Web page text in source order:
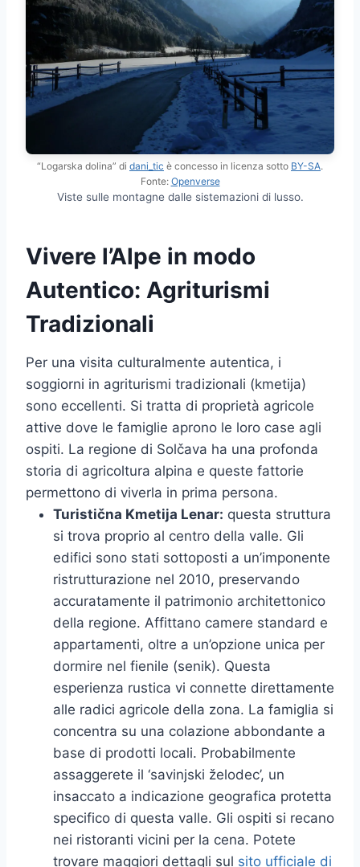
“Logarska dolina” di dani_tic è concesso in licenza sotto BY-SA.
Fonte: Openverse
Viste sulle montagne dalle sistemazioni di lusso.
Vivere l’Alpe in modo
Autentico: Agriturismi
Tradizionali
Per una visita culturalmente autentica, i
soggiorni in agriturismi tradizionali (kmetija)
sono eccellenti. Si tratta di proprietà agricole
attive dove le famiglie aprono le loro case agli
ospiti. La regione di Solčava ha una profonda
storia di agricoltura alpina e queste fattorie
permettono di viverla in prima persona.
Turistična Kmetija Lenar: questa struttura
si trova proprio al centro della valle. Gli
edifici sono stati sottoposti a un’imponente
ristrutturazione nel 2010, preservando
accuratamente il patrimonio architettonico
della regione. Affittano camere standard e
appartamenti, oltre a un’opzione unica per
dormire nel fienile (senik). Questa
esperienza rustica vi connette direttamente
alle radici agricole della zona. La famiglia si
concentra su una colazione abbondante a
base di prodotti locali. Probabilmente
assaggerete il ‘savinjski želodec’, un
insaccato a indicazione geografica protetta
specifico di questa valle. Gli ospiti si recano
nei ristoranti vicini per la cena. Potete
trovare maggiori dettagli sul sito ufficiale di